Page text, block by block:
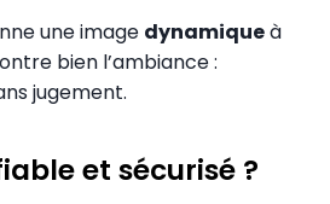
une image dynamiqueà
bien l’ambiance :
jugement.
et sécurisé ?